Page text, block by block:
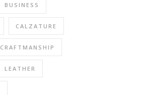
BUSINESS
CALZATURE
CRAFTMANSHIP
LEATHER